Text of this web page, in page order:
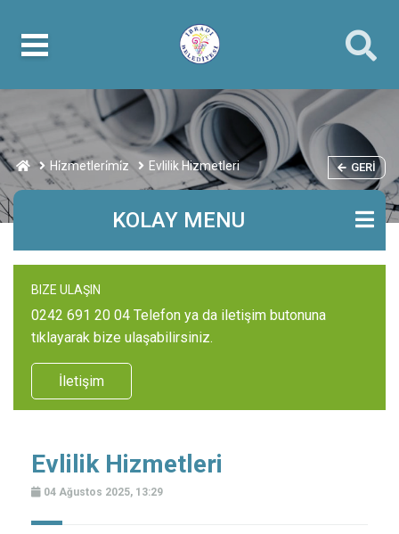
Hi̇zmetleri̇mi̇z Evlilik Hizmetleri GERI
KOLAY MENU
BIZE ULAŞIN
0242 691 20 04 Telefon ya da iletişim butonuna
tıklayarak bize ulaşabilirsiniz.
İletişim
Evlilik Hizmetleri
04 Ağustos 2025, 13:29